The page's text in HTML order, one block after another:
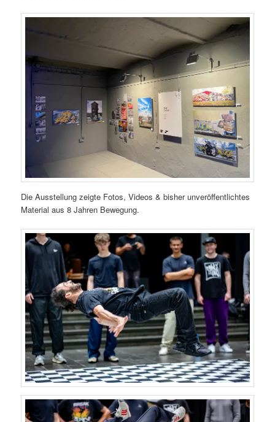
Die Ausstellung zeigte Fotos, Videos & bisher unveröffentlichtes
Material aus 8 Jahren Bewegung.